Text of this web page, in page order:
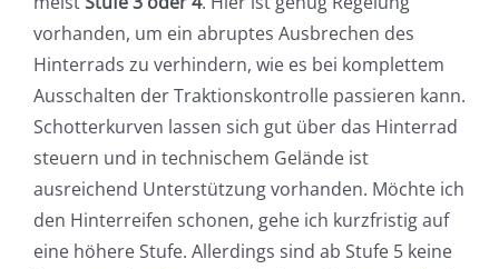
vorhanden, um ein abruptes Ausbrechen des
Hinterrads zu verhindern, wie es bei komplettem
Ausschalten der Traktionskontrolle passieren kann.
Schotterkurven lassen sich gut über das Hinterrad
steuern und in technischem Gelände ist
ausreichend Unterstützung vorhanden. Möchte ich
den Hinterreifen schonen, gehe ich kurzfristig auf
eine höhere Stufe. Allerdings sind ab Stufe 5 keine